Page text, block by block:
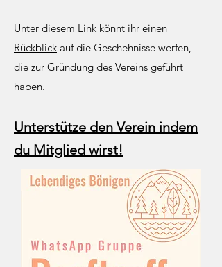
Unter diesem Link könnt ihr einen
Rückblick auf die Geschehnisse werfen,
die zur Gründung des Vereins geführt
haben.
Unterstütze den Verein indem
du Mitglied wirst!